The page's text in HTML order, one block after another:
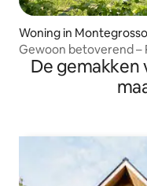
Woning in
Gewoon betoverend –
wijngaard
De gemakken